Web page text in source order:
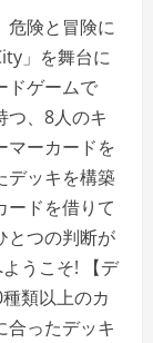
危険と冒険に
」を舞台に
ドゲームで
つ、8人のキ
マーカードを
デッキを構築
ードを借りて
とつの判断が
うこそ! 【デ
類以上のカ
合ったデッキ